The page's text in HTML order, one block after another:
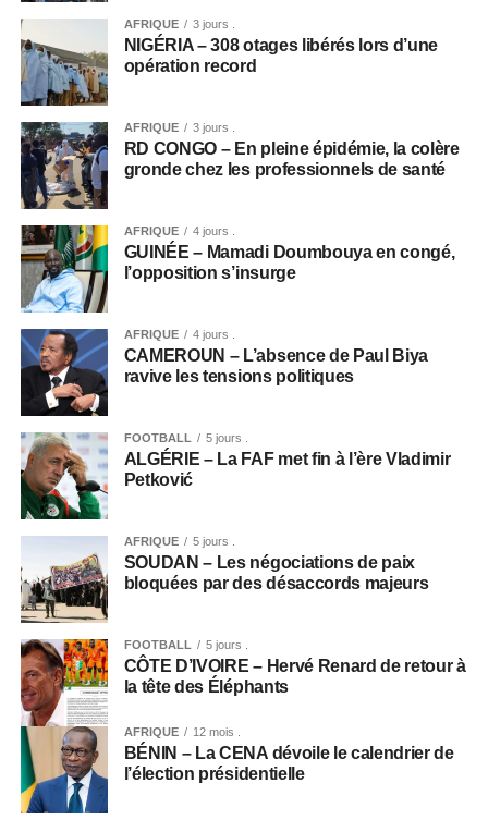
AFRIQUE 3 jours .
NIGÉRIA – 308 otages libérés lors d’une
opération record
AFRIQUE 3 jours .
RD CONGO – En pleine épidémie, la colère
gronde chez les professionnels de santé
AFRIQUE 4 jours .
GUINÉE – Mamadi Doumbouya en congé,
l’opposition s’insurge
AFRIQUE 4 jours .
CAMEROUN – L’absence de Paul Biya
ravive les tensions politiques
FOOTBALL 5 jours .
ALGÉRIE – La FAF met fin à l’ère Vladimir
Petković
AFRIQUE 5 jours .
SOUDAN – Les négociations de paix
bloquées par des désaccords majeurs
FOOTBALL 5 jours .
CÔTE D’IVOIRE – Hervé Renard de retour à
la tête des Éléphants
AFRIQUE 12 mois .
BÉNIN – La CENA dévoile le calendrier de
l’élection présidentielle